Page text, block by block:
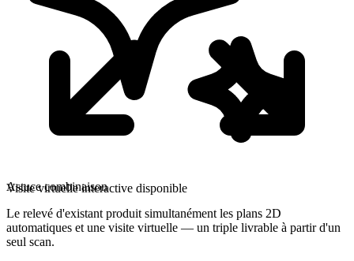
Visite virtuelle interactive disponible
Astuce combinaison
Le relevé d'existant produit simultanément les plans 2D
automatiques et une visite virtuelle — un triple livrable à partir d'un
seul scan.